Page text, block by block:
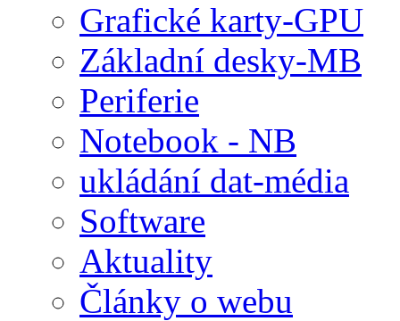
Grafické karty-GPU
Základní desky-MB
Periferie
Notebook - NB
ukládání dat-média
Software
Aktuality
Články o webu